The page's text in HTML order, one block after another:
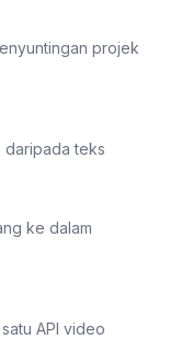
projek
teks
ke dalam
API video